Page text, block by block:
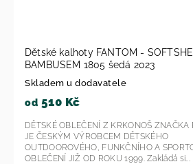
Dětské kalhoty FANTOM -
BAMBUSEM 1805 šedá 2023
Skladem u dodavatele
od 510 Kč
DĚTSKÉ OBLEČENÍ Z KRKONOŠ ZNAČKA
JE ČESKÝM VÝROBCEM DĚTSKÉHO
OUTDOOROVÉHO, FUNKČNÍHO A
OBLEČENÍ JIŽ OD ROKU 1999. Zakládá si...